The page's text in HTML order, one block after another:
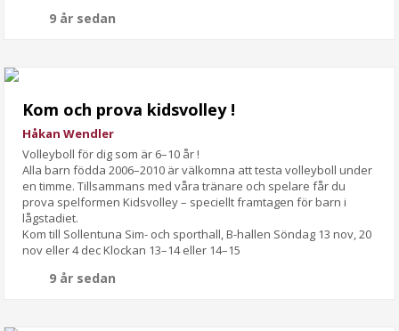
9 år sedan
Kom och prova kidsvolley !
Håkan Wendler
Volleyboll för dig som är 6–10 år !
Alla barn födda 2006–2010 är välkomna att testa volleyboll under
en timme. Tillsammans med våra tränare och spelare får du
prova spelformen Kidsvolley – speciellt framtagen för barn i
lågstadiet.
Kom till Sollentuna Sim- och sporthall, B-hallen Söndag 13 nov, 20
nov eller 4 dec Klockan 13–14 eller 14–15
9 år sedan